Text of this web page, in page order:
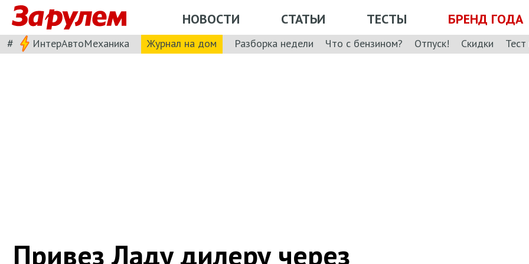
НОВОСТИ СТАТЬИ ТЕСТЫ БРЕНД ГОДА
# ИнтерАвтоМеханика Журнал на дом Разборка недели Что с бензином? Отпуск! Скидки
Привез Ладу дилеру через